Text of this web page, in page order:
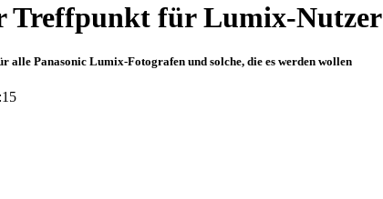
Treffpunkt für Lumix-Nutzer
alle Panasonic Lumix-Fotografen und solche, die es werden wollen